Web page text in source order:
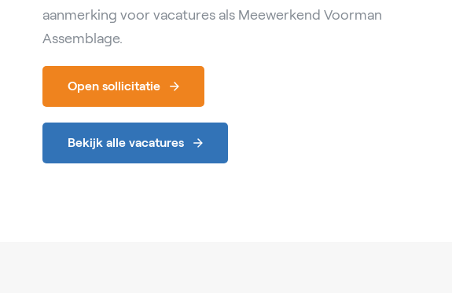
aanmerking voor vacatures als Meewerkend Voorman
Assemblage.
Open sollicitatie
Bekijk alle vacatures